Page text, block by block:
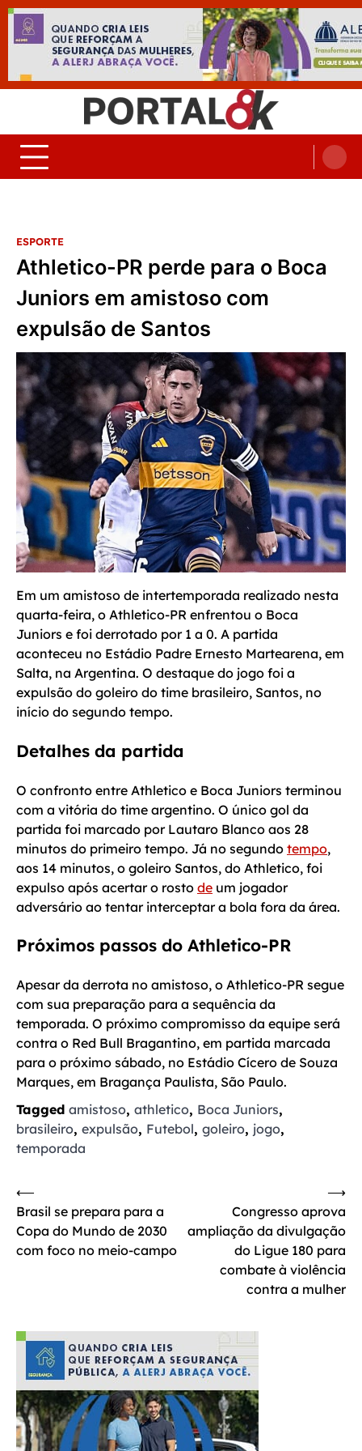
content
Portal 8K – Seu portal de
ESPORTE
Athletico-PR perde para o Boca
Juniors em amistoso com
expulsão de Santos
Em um amistoso de intertemporada realizado nesta
quarta-feira, o Athletico-PR enfrentou o Boca
Juniors e foi derrotado por 1 a 0. A partida
aconteceu no Estádio Padre Ernesto Martearena, em
Salta, na Argentina. O destaque do jogo foi a
expulsão do goleiro do time brasileiro, Santos, no
início do segundo tempo.
Detalhes da partida
O confronto entre Athletico e Boca Juniors terminou
com a vitória do time argentino. O único gol da
partida foi marcado por Lautaro Blanco aos 28
minutos do primeiro tempo. Já no segundo tempo,
aos 14 minutos, o goleiro Santos, do Athletico, foi
expulso após acertar o rosto de um jogador
adversário ao tentar interceptar a bola fora da área.
Próximos passos do Athletico-PR
Apesar da derrota no amistoso, o Athletico-PR segue
com sua preparação para a sequência da
temporada. O próximo compromisso da equipe será
contra o Red Bull Bragantino, em partida marcada
para o próximo sábado, no Estádio Cícero de Souza
Marques, em Bragança Paulista, São Paulo.
Tagged amistoso, athletico, Boca Juniors,
brasileiro, expulsão, Futebol, goleiro, jogo,
temporada
Navegação
de
Post
⟵
Brasil se prepara para a
Copa do Mundo de 2030
com foco no meio-campo
Congresso aprova
ampliação da divulgação
do Ligue 180 para
combate à violência
contra a mulher
⟶